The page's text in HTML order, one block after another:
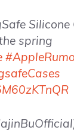
Silicone
spring